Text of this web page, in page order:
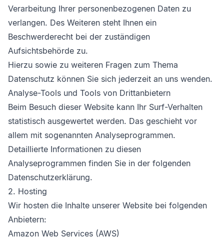
Verarbeitung Ihrer personenbezogenen Daten zu
verlangen. Des Weiteren steht Ihnen ein
Beschwerderecht bei der zuständigen
Aufsichtsbehörde zu.
Hierzu sowie zu weiteren Fragen zum Thema
Datenschutz können Sie sich jederzeit an uns wenden.
Analyse-Tools und Tools von Dritt­anbietern
Beim Besuch dieser Website kann Ihr Surf-Verhalten
statistisch ausgewertet werden. Das geschieht vor
allem mit sogenannten Analyseprogrammen.
Detaillierte Informationen zu diesen
Analyseprogrammen finden Sie in der folgenden
Datenschutzerklärung.
2. Hosting
Wir hosten die Inhalte unserer Website bei folgenden
Anbietern:
Amazon Web Services (AWS)